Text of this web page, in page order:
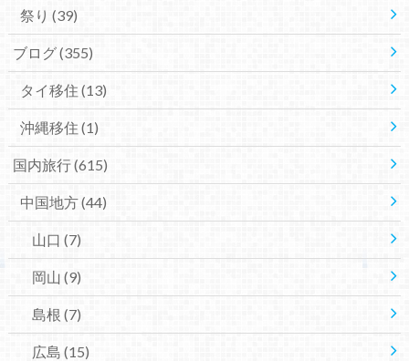
祭り (39)
ブログ(355)
タイ移住 (13)
沖縄移住 (1)
国内旅行(615)
中国地方(44)
山口 (7)
岡山 (9)
島根 (7)
広島 (15)